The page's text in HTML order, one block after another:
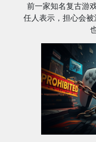
前一家知名复古游
任人表示，担心会